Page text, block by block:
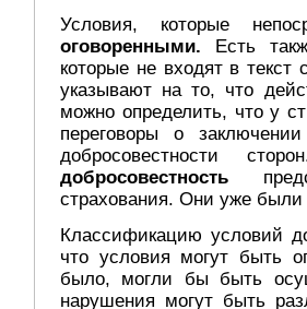
Условия, которые
оговоренными. Есть
которые не входят в
указывают на то, что
можно определить, что у
переговоры о
добросовестности
добросовестность
страхования. Они уже
Классификацию условий
что условия могут быть
было, могли бы быть
нарушения могут быть